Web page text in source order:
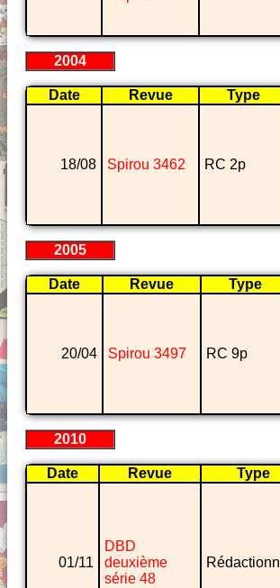
2004
Date Revue Type
18/08 Spirou 3462 RC 2p
2005
Date Revue Type
20/04 Spirou 3497 RC 9p
2010
Date Revue Type
01/11
DBD
deuxième
série 48